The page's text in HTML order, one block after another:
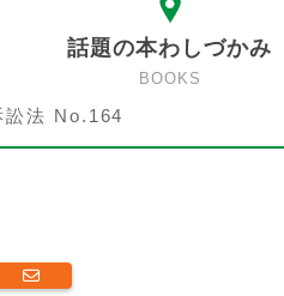
話題の本わしづかみ
BOOKS
法 No.164